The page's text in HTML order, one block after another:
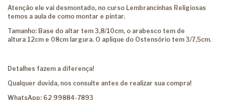
Atenção ele vai desmontado, no curso Lembrancinhas Religiosas
temos a aula de como montar e pintar.
Tamanho: Base do altar tem 3,8/10cm, o arabesco tem de
altura 12cm e 08cm largura. O aplique do Ostensório tem 3/7,5cm.
Detalhes fazem a diferença!
Qualquer duvida, nos consulte antes de realizar sua compra!
WhatsApp: 62 99884-7893